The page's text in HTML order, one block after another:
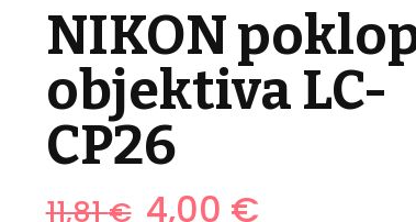
NIKON
objektiva LC-
CP26
11,81€ Izvorna
4,00 €Trenutna